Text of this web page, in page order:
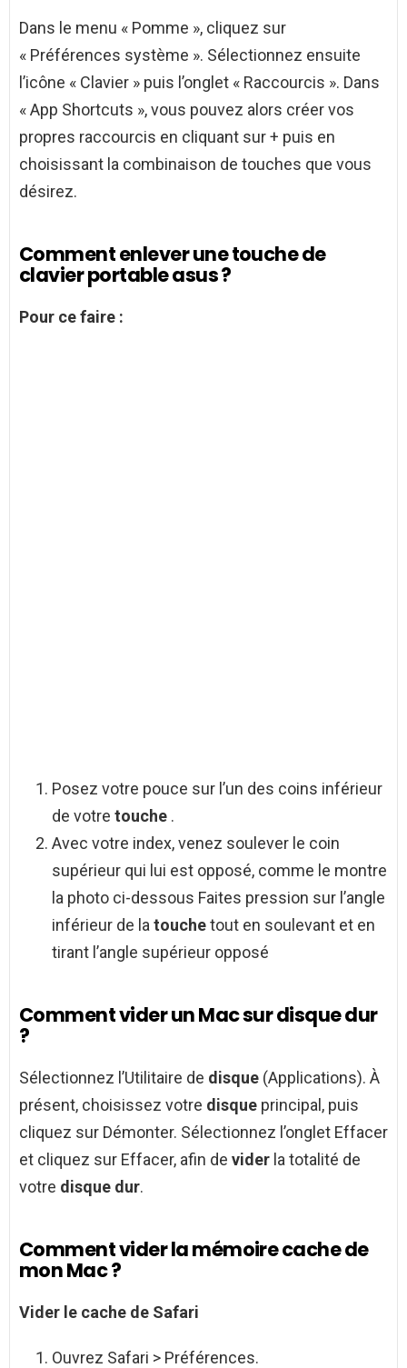
Dans le menu « Pomme », cliquez sur
« Préférences système ». Sélectionnez ensuite
l’icône « Clavier » puis l’onglet « Raccourcis ». Dans
« App Shortcuts », vous pouvez alors créer vos
propres raccourcis en cliquant sur + puis en
choisissant la combinaison de touches que vous
désirez.
Comment enlever une touche de
clavier portable asus ?
Pour ce faire :
Posez votre pouce sur l’un des coins inférieur
de votre touche .
Avec votre index, venez soulever le coin
supérieur qui lui est opposé, comme le montre
la photo ci-dessous Faites pression sur l’angle
inférieur de la touchetout en soulevant et en
tirant l’angle supérieur opposé
Comment vider un Mac sur disque dur
?
Sélectionnez l’Utilitaire de disque (Applications). À
présent, choisissez votre disque principal, puis
cliquez sur Démonter. Sélectionnez l’onglet Effacer
et cliquez sur Effacer, afin de vider la totalité de
votre disque dur.
Comment vider la mémoire cache de
mon Mac ?
Vider le cache de Safari
Ouvrez Safari > Préférences.